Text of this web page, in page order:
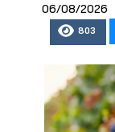
06/08/2026
803